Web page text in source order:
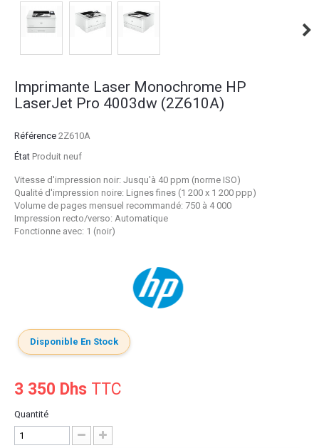
Imprimante Laser Monochrome HP
LaserJet Pro 4003dw (2Z610A)
Référence 2Z610A
État Produit neuf
Vitesse d'impression noir: Jusqu'à 40 ppm (norme ISO)
Qualité d'impression noire: Lignes fines (1 200 x 1 200 ppp)
Volume de pages mensuel recommandé: 750 à 4 000
Impression recto/verso: Automatique
Fonctionne avec: 1 (noir)
Disponible En Stock
3 350 Dhs TTC
Quantité